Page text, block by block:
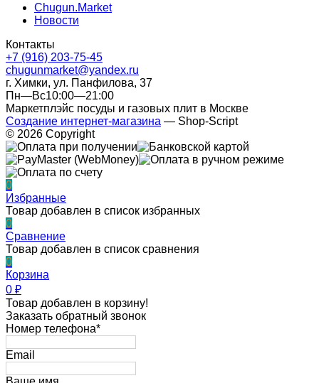
Chugun.Market
Новости
Контакты
+7 (916) 203-75-45
chugunmarket@yandex.ru
г. Химки, ул. Панфилова, 37
Пн—Вс10:00—21:00
Маркетплэйс посуды и газовых плит в Москве
Создание интернет-магазина — Shop-Script
© 2026 Copyright
0
Избранные
Товар добавлен в список избранных
0
Сравнение
Товар добавлен в список сравнения
0
Корзина
0 ₽
Товар добавлен в корзину!
Заказать обратный звонок
Номер телефона*
Email